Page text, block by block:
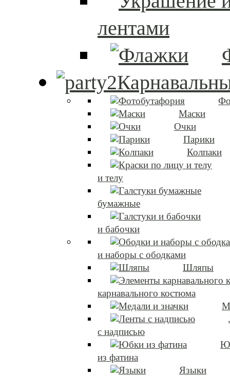
лентами
Маски
Очки
Парики
Колпаки
и телу
бумажные
и бабочки
и наборы с ободками
Шляпы
карнавального костюма
с надписью
из фатина
Языки